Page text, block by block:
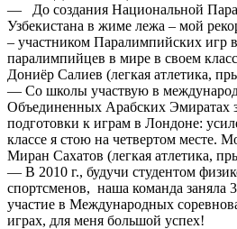
— До создания Национальной
Узбекистана в жиме лежа – мой
– участником Паралимпийских игр
паралимпийцев в мире в своем
Дониёр Салиев (легкая атлетика,
— Со школы участвую в
Объединенных Арабских Эмиратах
подготовки к играм в Лондоне:
классе я стою на четвертом месте.
Миран Сахатов (легкая атлетика,
— В 2010 г., будучи студентом
спортсменов, наша команда заняла
участие в Международных
играх, для меня большой успех!